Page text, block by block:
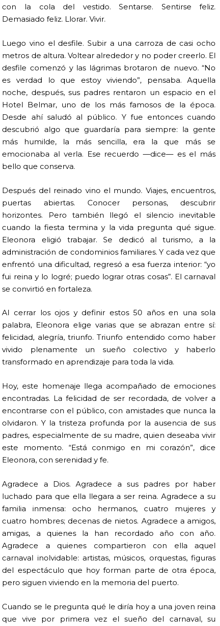
con la cola del vestido. Sentarse. Sentirse feliz.
Demasiado feliz. Llorar. Vivir.
Luego vino el desfile. Subir a una carroza de casi ocho
metros de altura. Voltear alrededor y no poder creerlo. El
desfile comenzó y las lágrimas brotaron de nuevo. “No
es verdad lo que estoy viviendo”, pensaba. Aquella
noche, después, sus padres rentaron un espacio en el
Hotel Belmar, uno de los más famosos de la época.
Desde ahí saludó al público. Y fue entonces cuando
descubrió algo que guardaría para siempre: la gente
más humilde, la más sencilla, era la que más se
emocionaba al verla. Ese recuerdo —dice— es el más
bello que conserva.
Después del reinado vino el mundo. Viajes, encuentros,
puertas abiertas. Conocer personas, descubrir
horizontes. Pero también llegó el silencio inevitable
cuando la fiesta termina y la vida pregunta qué sigue.
Eleonora eligió trabajar. Se dedicó al turismo, a la
administración de condominios familiares. Y cada vez que
enfrentó una dificultad, regresó a esa fuerza interior: “yo
fui reina y lo logré; puedo lograr otras cosas”. El carnaval
se convirtió en fortaleza.
Al cerrar los ojos y definir estos 50 años en una sola
palabra, Eleonora elige varias que se abrazan entre sí:
felicidad, alegría, triunfo. Triunfo entendido como haber
vivido plenamente un sueño colectivo y haberlo
transformado en aprendizaje para toda la vida.
Hoy, este homenaje llega acompañado de emociones
encontradas. La felicidad de ser recordada, de volver a
encontrarse con el público, con amistades que nunca la
olvidaron. Y la tristeza profunda por la ausencia de sus
padres, especialmente de su madre, quien deseaba vivir
este momento. “Está conmigo en mi corazón”, dice
Eleonora, con serenidad y fe.
Agradece a Dios. Agradece a sus padres por haber
luchado para que ella llegara a ser reina. Agradece a su
familia inmensa: ocho hermanos, cuatro mujeres y
cuatro hombres; decenas de nietos. Agradece a amigos,
amigas, a quienes la han recordado año con año.
Agradece a quienes compartieron con ella aquel
carnaval inolvidable: artistas, músicos, orquestas, figuras
del espectáculo que hoy forman parte de otra época,
pero siguen viviendo en la memoria del puerto.
Cuando se le pregunta qué le diría hoy a una joven reina
que vive por primera vez el sueño del carnaval, su